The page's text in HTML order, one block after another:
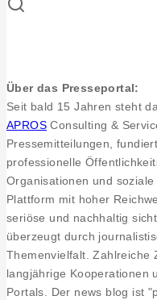
Luke
und
Plug’n’Play
Über das Presseportal:
Seit bald 15 Jahren steht
APROS Consulting &
Pressemitteilungen,
professionelle
Organisationen und
Plattform mit hoher
seriöse und nachhaltig
überzeugt durch
Themenvielfalt. Zahlreiche
langjährige Kooperationen
Portals. Der news blog ist